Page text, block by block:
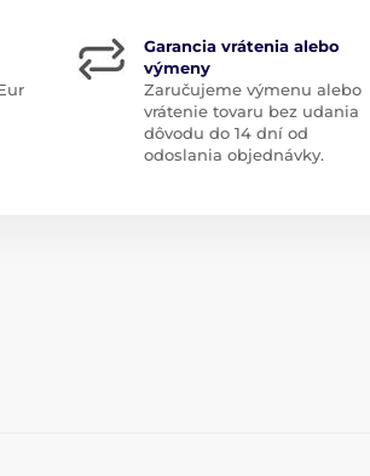
Garancia vrátenia alebo
výmeny
Zaručujeme výmenu alebo
vrátenie tovaru bez udania
dôvodu do 14 dní od
odoslania objednávky.